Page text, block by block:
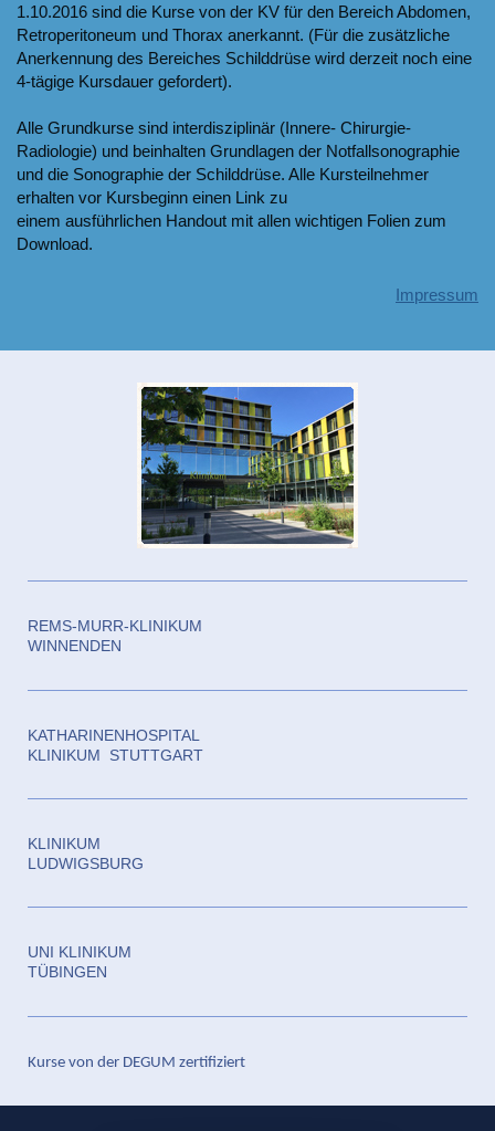
1.10.2016 sind die Kurse von der KV für den Bereich Abdomen,
Retroperitoneum und Thorax anerkannt. (Für die zusätzliche
Anerkennung des Bereiches Schilddrüse wird derzeit noch eine
4-tägige Kursdauer gefordert).
Alle Grundkurse sind interdisziplinär (Innere- Chirurgie-
Radiologie) und beinhalten Grundlagen der Notfallsonographie
und die Sonographie der Schilddrüse. Alle Kursteilnehmer
erhalten vor Kursbeginn einen Link zu
einem ausführlichen Handout mit allen wichtigen Folien zum
Download.
Impressum
REMS-MURR-KLINIKUM
WINNENDEN
KATHARINENHOSPITAL
KLINIKUM STUTTGART
KLINIKUM
LUDWIGSBURG
UNI KLINIKUM
TÜBINGEN
Kurse von der DEGUM zertifiziert